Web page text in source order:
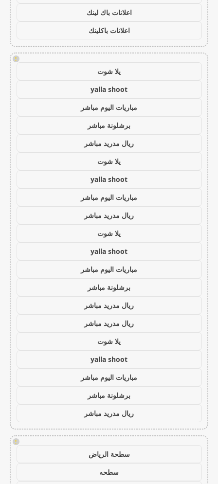
اعلانات باك لينك
اعلانات باكلينك
!
يلا شوت
yalla shoot
مباريات اليوم مباشر
برشلونة مباشر
ريال مدريد مباشر
يلا شوت
yalla shoot
مباريات اليوم مباشر
ريال مدريد مباشر
يلا شوت
yalla shoot
مباريات اليوم مباشر
برشلونة مباشر
ريال مدريد مباشر
ريال مدريد مباشر
يلا شوت
yalla shoot
مباريات اليوم مباشر
برشلونة مباشر
ريال مدريد مباشر
!
سطحة الرياض
سطحه